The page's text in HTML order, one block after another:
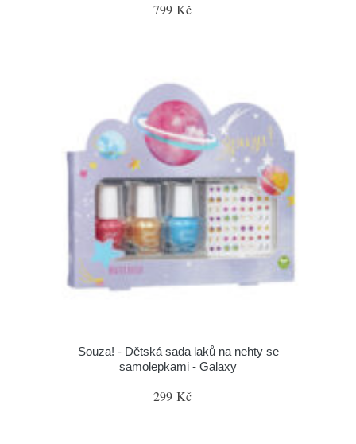
799 Kč
Souza! - Dětská sada laků na nehty se
samolepkami - Galaxy
299 Kč